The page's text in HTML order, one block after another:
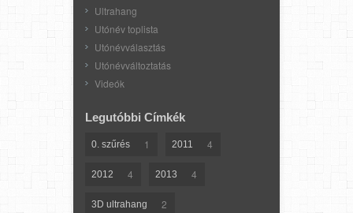
Ultrahang
Utónév toplista
Utónévválasztás
Utónévváltoztatás
Videók
Legutóbbi Címkék
0. szűrés 1 2011 4
2012 4 2013 4
3D ultrahang 2